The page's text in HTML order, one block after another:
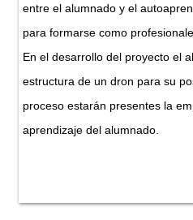
entre el alumnado y el
para formarse como
En el desarrollo del proyecto el
estructura de un dron para su
proceso estarán presentes la
aprendizaje del alumnado.